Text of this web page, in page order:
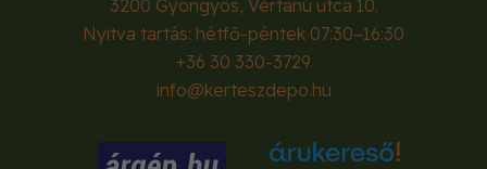
3200 Gyöngyös, Vértanú utca 10.
Nyitva tartás: hétfő-péntek 07:30–16:30
+36 30 330-3729
info@kerteszdepo.hu